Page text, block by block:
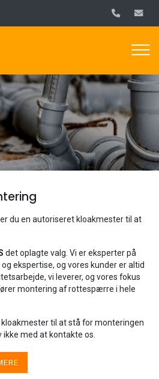
du en autoriseret kloakmester til at
det oplagte valg. Vi er eksperter på
ekspertise, og vores kunder er altid
vi leverer, og vores fokus
montering af rottespærre i hele
til at stå for monteringen
med at kontakte os.